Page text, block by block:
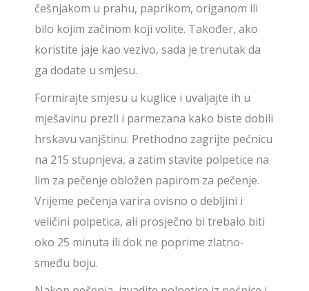
češnjakom u prahu, paprikom, origanom ili
bilo kojim začinom koji volite. Također, ako
koristite jaje kao vezivo, sada je trenutak da
ga dodate u smjesu.
Formirajte smjesu u kuglice i uvaljajte ih u
mješavinu prezli i parmezana kako biste dobili
hrskavu vanjštinu. Prethodno zagrijte pećnicu
na 215 stupnjeva, a zatim stavite polpetice na
lim za pečenje obložen papirom za pečenje.
Vrijeme pečenja varira ovisno o debljini i
veličini polpetica, ali prosječno bi trebalo biti
oko 25 minuta ili dok ne poprime zlatno-
smeđu boju.